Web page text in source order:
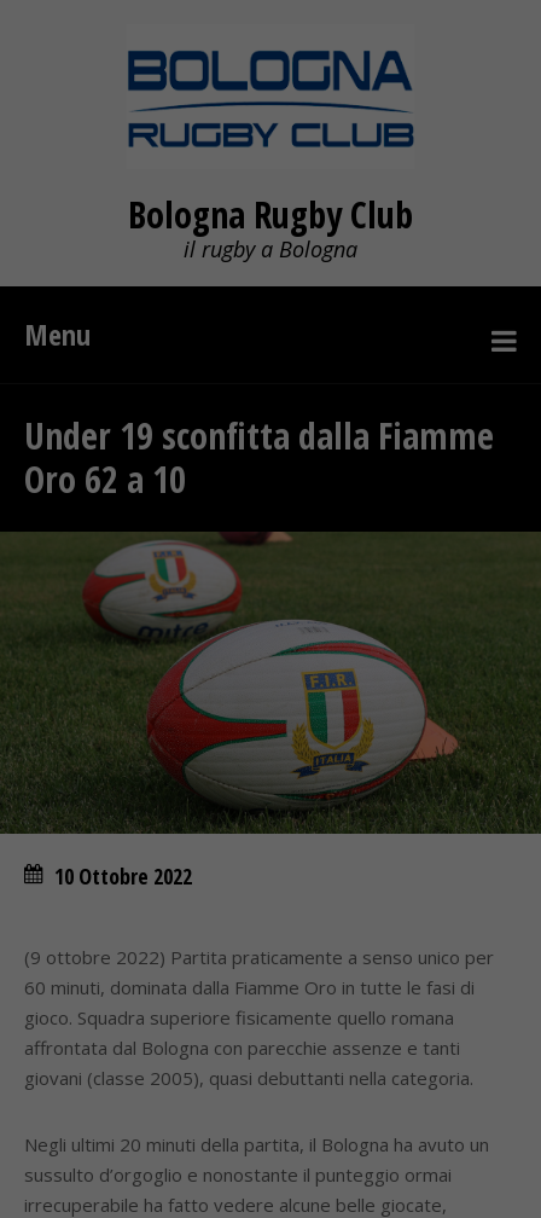
Bologna Rugby Club
il rugby a Bologna
Menu
Under 19 sconfitta dalla Fiamme
Oro 62 a 10
10 Ottobre 2022
(9 ottobre 2022) Partita praticamente a senso unico per
60 minuti, dominata dalla Fiamme Oro in tutte le fasi di
gioco. Squadra superiore fisicamente quello romana
affrontata dal Bologna con parecchie assenze e tanti
giovani (classe 2005), quasi debuttanti nella categoria.
Negli ultimi 20 minuti della partita, il Bologna ha avuto un
sussulto d’orgoglio e nonostante il punteggio ormai
irrecuperabile ha fatto vedere alcune belle giocate,